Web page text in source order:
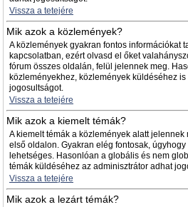
Vissza a tetejére
Mik azok a közlemények?
A közlemények gyakran fontos információkat
kapcsolatban, ezért olvasd el őket
fórum összes oldalán, felül jelennek meg.
közleményekhez, közlemények küldéséhez
jogosultságot.
Vissza a tetejére
Mik azok a kiemelt témák?
A kiemelt témák a közlemények alatt
első oldalon. Gyakran elég fontosak,
lehetséges. Hasonlóan a globális és nem
témák küldéséhez az adminisztrátor adhat
Vissza a tetejére
Mik azok a lezárt témák?